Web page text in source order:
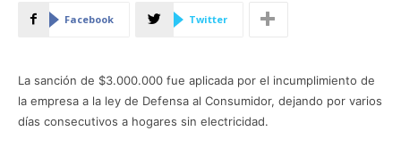
Facebook Twitter
La sanción de $3.000.000 fue aplicada por el incumplimiento de
la empresa a la ley de Defensa al Consumidor, dejando por varios
días consecutivos a hogares sin electricidad.